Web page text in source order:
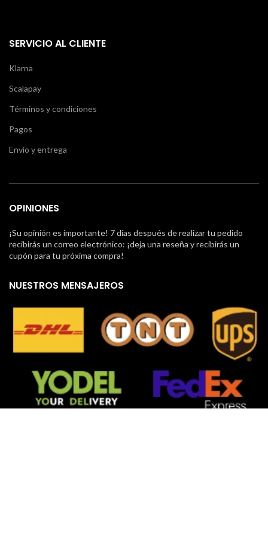
SERVICIO AL CLIENTE
Klarna
Scalapay
Términos y condiciones
Pagos
Envío y entrega
OPINIONES
¡Su opinión es importante! 7 días después de realizar tu pedido
recibirás un correo electrónico: ¡deja una reseña y recibirás un
cupón para tu próxima compra!
NUESTROS MENSAJEROS